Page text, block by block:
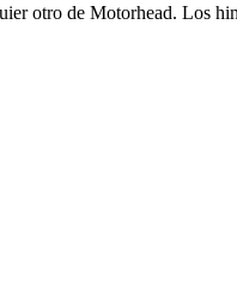
otro de Motorhead. Los